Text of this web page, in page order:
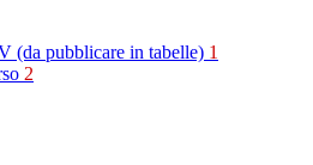
(da pubblicare in tabelle) 1
2